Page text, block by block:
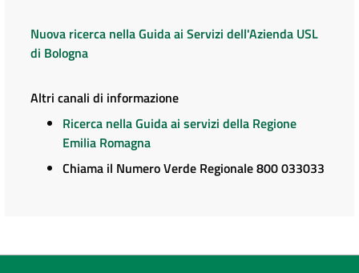
Nuova ricerca nella Guida ai Servizi dell'Azienda USL
di Bologna
Altri canali di informazione
Ricerca nella Guida ai servizi della Regione
Emilia Romagna
Chiama il Numero Verde Regionale 800 033033